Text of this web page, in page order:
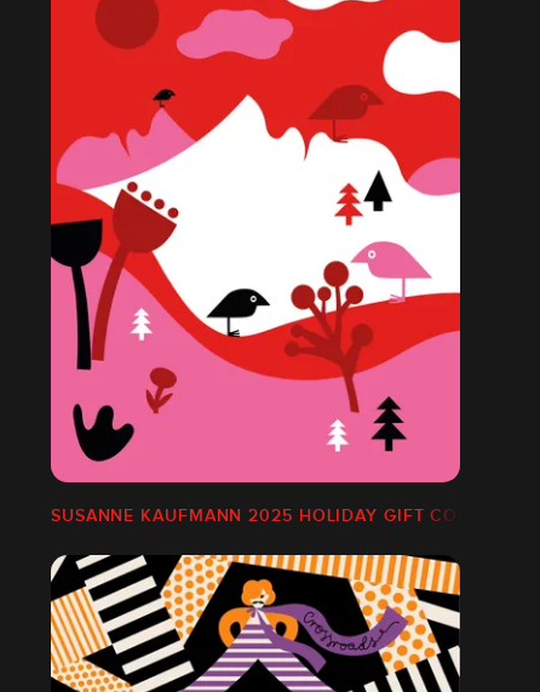
SUSANNE KAUFMANN 2025 HOLIDAY GIFT